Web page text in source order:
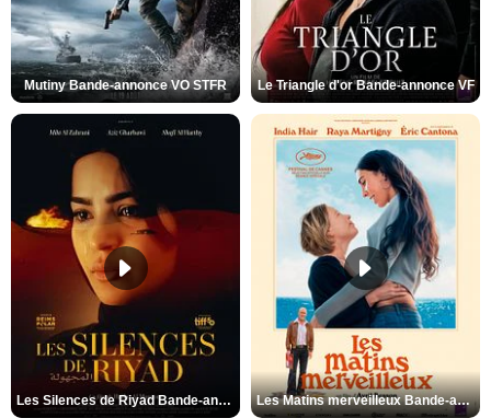
Mutiny Bande-annonce VO STFR Le Triangle d'or Bande-annonce VF
Les Silences de Riyad Bande-annonce VO STFR Les Matins merveilleux Bande-annonce VF